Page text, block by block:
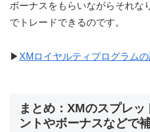
ボーナスをもらいながらそれな
でトレードできるのです。
▶ XMロイヤルティプログラムの
まとめ：XMのスプレ
ントやボーナスなどで